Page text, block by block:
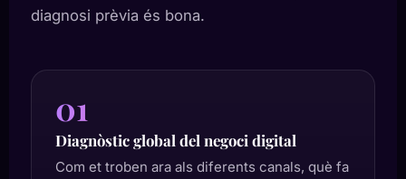
diagnosi prèvia és bona.
01
Diagnòstic global del negoci digital
Com et troben ara als diferents canals, què fa